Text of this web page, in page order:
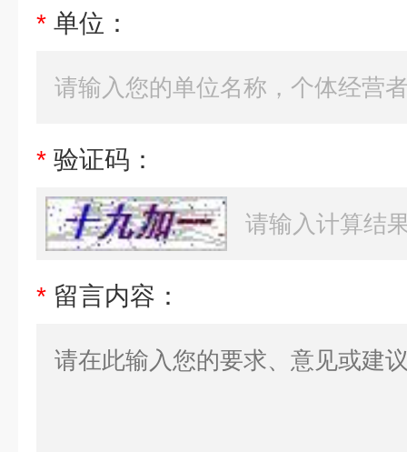
* 单位：
* 验证码：
* 留言内容：